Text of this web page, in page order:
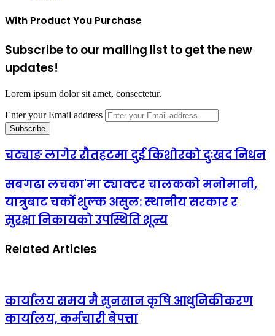
With Product You Purchase
Subscribe to our mailing list to get the new
updates!
Lorem ipsum dolor sit amet, consectetur.
Enter your Email address
चट्याङ लागेर रौतहटमा दुई किशोरको दुःखद निधन
सबगढा लचका'मा ट्याक्टर चालकको मनोमानी,
यात्रुबाट चर्को शुल्क असुल: स्थानीय सरकार र
सुरक्षा निकायको उपस्थिति शून्य
Related Articles
कार्यालय समय मै सुनसान कृषि आधुनिकीकरण
कार्यालय, कर्मचारी बेपत्ता